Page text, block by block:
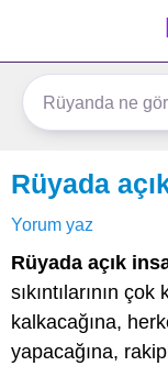
Rüyada
Yorum yaz
Rüyada açık
sıkıntılarının
kalkacağına,
yapacağına,